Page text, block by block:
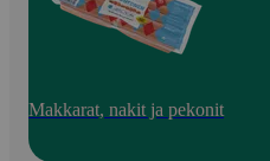
Makkarat, nakit ja pekonit